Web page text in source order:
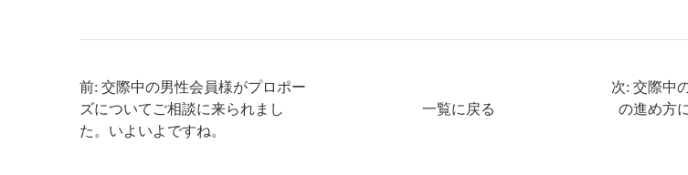
前: 交際中の男性会員様がプロポー
ズについてご相談に来られまし
た。いよいよですね。
一覧に戻る
次: 交際中
の進め方